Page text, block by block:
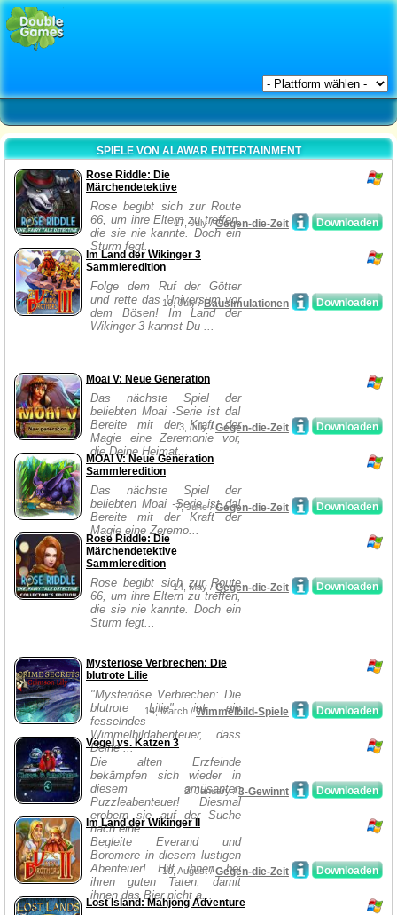
SPIELE VON ALAWAR ENTERTAINMENT
Rose Riddle: Die
Märchendetektive
Rose begibt sich zur Route
66, um ihre Eltern zu treffen,
die sie nie kannte. Doch ein
Sturm fegt...
Downloaden
17, July /Gegen-die-Zeit
Im Land der Wikinger 3
Sammleredition
Folge dem Ruf der Götter
und rette das Universum vor
dem Bösen! Im Land der
Wikinger 3 kannst Du ...
Downloaden
10, July /Bausimulationen
Moai V: Neue Generation
Das nächste Spiel der
beliebten Moai -Serie ist da!
Bereite mit der Kraft der
Magie eine Zeremonie vor,
die Deine Heimat...
Downloaden
3, July /Gegen-die-Zeit
MOAI V: Neue Generation
Sammleredition
Das nächste Spiel der
beliebten Moai -Serie ist da!
Bereite mit der Kraft der
Magie eine Zeremo...
Downloaden
7, June /Gegen-die-Zeit
Rose Riddle: Die
Märchendetektive
Sammleredition
Rose begibt sich zur Route
66, um ihre Eltern zu treffen,
die sie nie kannte. Doch ein
Sturm fegt...
Downloaden
14, May /Gegen-die-Zeit
Mysteriöse Verbrechen: Die
blutrote Lilie
"Mysteriöse Verbrechen: Die
blutrote Lilie" ist ein
fesselndes
Wimmelbildabenteuer, dass
Deine ...
Downloaden
14, March /Wimmelbild-Spiele
Vögel vs. Katzen 3
Die alten Erzfeinde
bekämpfen sich wieder in
diesem amüsanten
Puzzleabenteuer! Diesmal
erobern sie auf der Suche
nach eine...
Downloaden
2, January /3-Gewinnt
Im Land der Wikinger II
Begleite Everand und
Boromere in diesem lustigen
Abenteuer! Hilf ihnen bei
ihren guten Taten, damit
ihnen das Bier nicht a...
Downloaden
10, August /Gegen-die-Zeit
Lost Island: Mahjong Adventure